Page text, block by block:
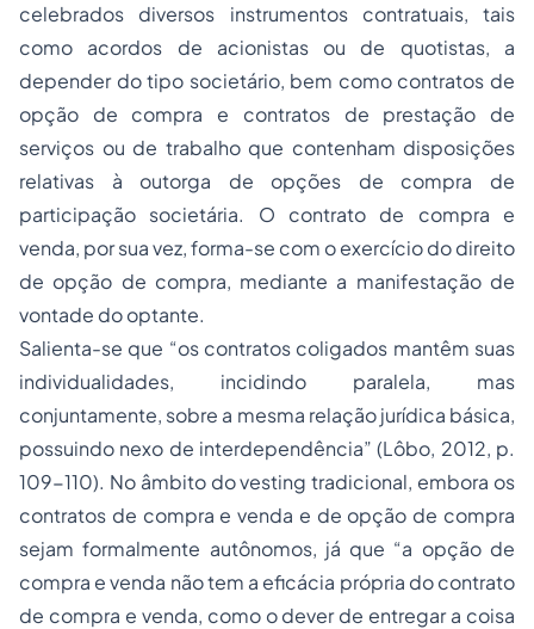
celebrados diversos instrumentos contratuais, tais
como acordos de acionistas ou de quotistas, a
depender do tipo societário, bem como contratos de
opção de compra e contratos de prestação de
serviços ou de trabalho que contenham disposições
relativas à outorga de opções de compra de
participação societária. O contrato de compra e
venda, por sua vez, forma-se com o exercício do direito
de opção de compra, mediante a manifestação de
vontade do optante.
Salienta-se que “os contratos coligados mantêm suas
individualidades, incidindo paralela, mas
conjuntamente, sobre a mesma relação jurídica básica,
possuindo nexo de interdependência” (Lôbo, 2012, p.
109-110). No âmbito dovesting tradicional, embora os
contratos de compra e venda e de opção de compra
sejam formalmente autônomos, já que “a opção de
compra e venda não tem a eficácia própria do contrato
de compra e venda, como o dever de entregar a coisa